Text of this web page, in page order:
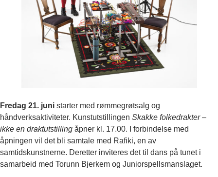
Fredag 21. juni starter med rømmegrøtsalg og
håndverksaktiviteter. Kunstutstillingen Skakke folkedrakter –
ikke en draktutstilling åpner kl. 17.00. I forbindelse med
åpningen vil det bli samtale med Rafiki, en av
samtidskunstnerne. Deretter inviteres det til dans på tunet i
samarbeid med Torunn Bjerkem og Juniorspellsmanslaget.